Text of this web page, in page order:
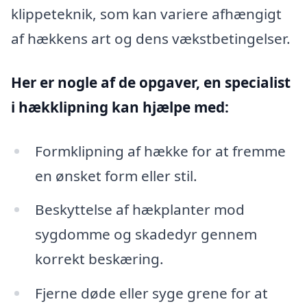
klippeteknik, som kan variere afhængigt
af hækkens art og dens vækstbetingelser.
Her er nogle af de opgaver, en specialist
i hækklipning kan hjælpe med:
Formklipning af hække for at fremme
en ønsket form eller stil.
Beskyttelse af hækplanter mod
sygdomme og skadedyr gennem
korrekt beskæring.
Fjerne døde eller syge grene for at